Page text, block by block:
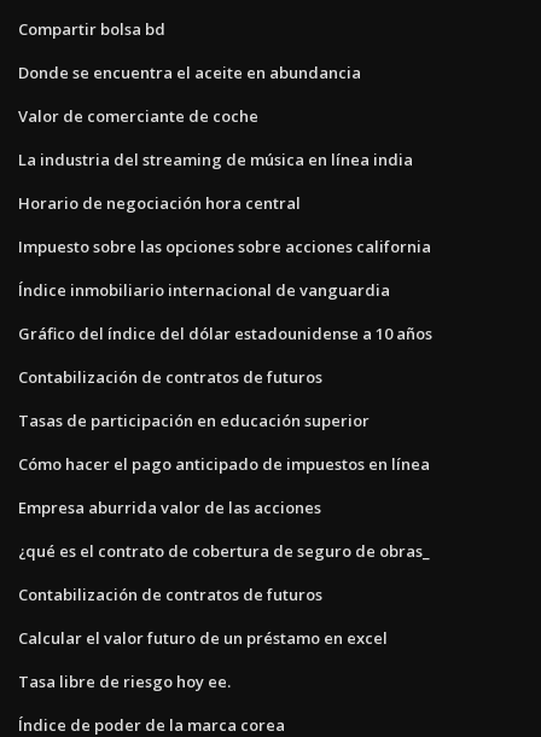
Compartir bolsa bd
Donde se encuentra el aceite en abundancia
Valor de comerciante de coche
La industria del streaming de música en línea india
Horario de negociación hora central
Impuesto sobre las opciones sobre acciones california
Índice inmobiliario internacional de vanguardia
Gráfico del índice del dólar estadounidense a 10 años
Contabilización de contratos de futuros
Tasas de participación en educación superior
Cómo hacer el pago anticipado de impuestos en línea
Empresa aburrida valor de las acciones
¿qué es el contrato de cobertura de seguro de obras_
Contabilización de contratos de futuros
Calcular el valor futuro de un préstamo en excel
Tasa libre de riesgo hoy ee.
Índice de poder de la marca corea